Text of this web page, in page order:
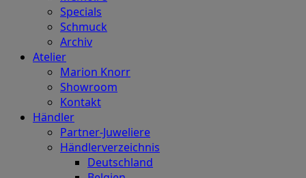
Specials
Schmuck
Archiv
Atelier
Marion Knorr
Showroom
Kontakt
Händler
Partner-Juweliere
Händlerverzeichnis
Deutschland